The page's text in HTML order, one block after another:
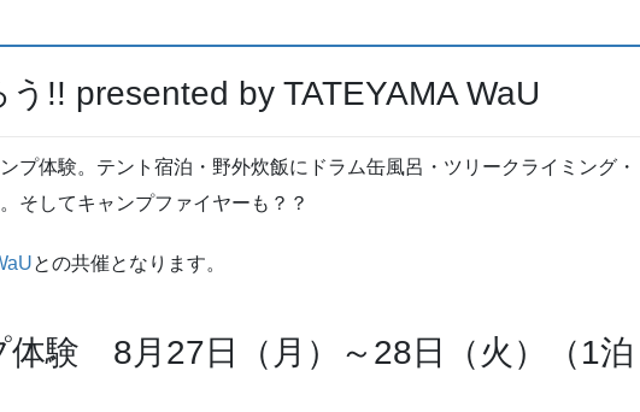
!! presented by TATEYAMA WaU
プ体験。テント宿泊・野外炊飯にドラム缶風呂・ツリークライミング・
そしてキャンプファイヤーも？？
との共催となります。
体験 8月27日（月）～28日（火）（1泊